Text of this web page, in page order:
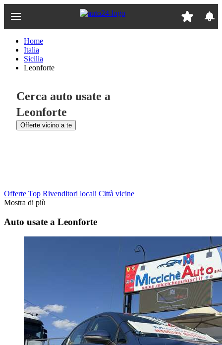
Home
Italia
Sicilia
Leonforte
Cerca auto usate a
Leonforte
Offerte vicino a te
Offerte Top Rivenditori locali Città vicine
Mostra di più
Auto usate a Leonforte